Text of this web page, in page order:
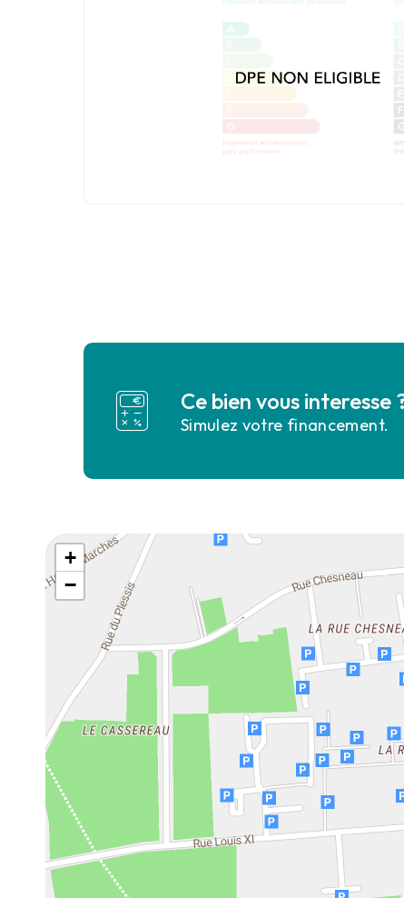
Ce bien vous interesse
Simulez votre financement.
+
−